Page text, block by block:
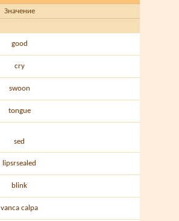
Значение
good
cry
swoon
tongue
sed
lipsrsealed
blink
vanca calpa